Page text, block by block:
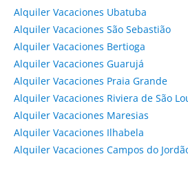
Alquiler Vacaciones Ubatuba
Alquiler Vacaciones São Sebastião
Alquiler Vacaciones Bertioga
Alquiler Vacaciones Guarujá
Alquiler Vacaciones Praia Grande
Alquiler Vacaciones Riviera de São
Alquiler Vacaciones Maresias
Alquiler Vacaciones Ilhabela
Alquiler Vacaciones Campos do